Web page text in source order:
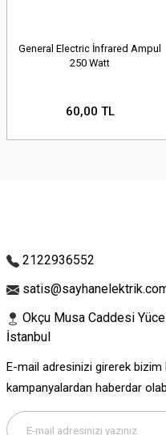
General Electric İnfrared Ampul
250 Watt
60,00 TL
2122936552
Okçu Musa Caddesi
İstanbul
E-mail adresinizi girerek bizim
kampanyalardan haberdar